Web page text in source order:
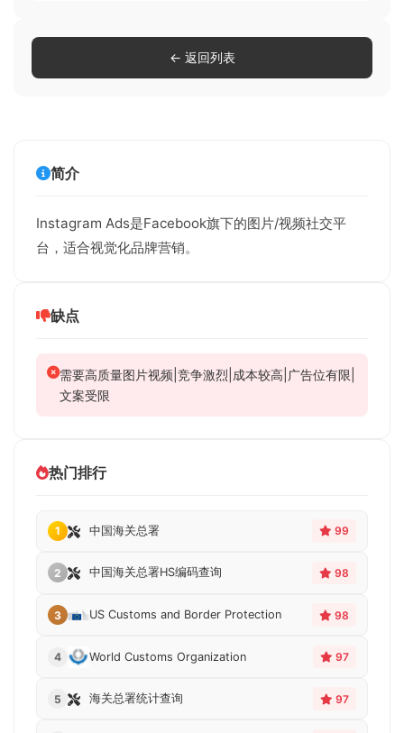
简介
Instagram Ads是Facebook旗下的图片/视频社交平
台，适合视觉化品牌营销。
缺点
需要高质量图片视频|竞争激烈|成本较高|广告位有限|
文案受限
热门排行
1 中国海关总署 99
2 中国海关总署HS编码查询 98
3 US Customs and Border Protection 98
4 World Customs Organization 97
5 海关总署统计查询 97
← 返回列表